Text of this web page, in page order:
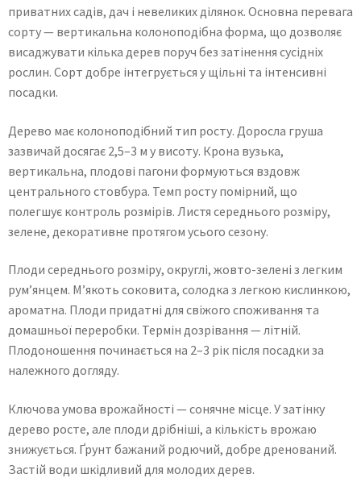
приватних садів, дач і невеликих ділянок. Основна перевага
сорту — вертикальна колоноподібна форма, що дозволяє
висаджувати кілька дерев поруч без затінення сусідніх
рослин. Сорт добре інтегрується у щільні та інтенсивні
посадки.
Дерево має колоноподібний тип росту. Доросла груша
зазвичай досягає 2,5–3 м у висоту. Крона вузька,
вертикальна, плодові пагони формуються вздовж
центрального стовбура. Темп росту помірний, що
полегшує контроль розмірів. Листя середнього розміру,
зелене, декоративне протягом усього сезону.
Плоди середнього розміру, округлі, жовто-зелені з легким
рум’янцем. М’якоть соковита, солодка з легкою кислинкою,
ароматна. Плоди придатні для свіжого споживання та
домашньої переробки. Термін дозрівання — літній.
Плодоношення починається на 2–3 рік після посадки за
належного догляду.
Ключова умова врожайності — сонячне місце. У затінку
дерево росте, але плоди дрібніші, а кількість врожаю
знижується. Ґрунт бажаний родючий, добре дренований.
Застій води шкідливий для молодих дерев.